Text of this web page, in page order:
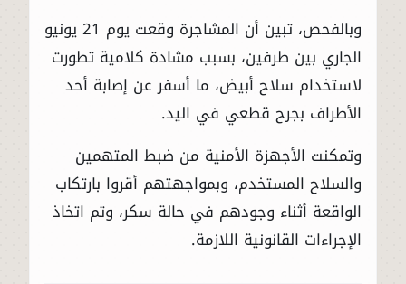
وبالفحص، تبين أن المشاجرة وقعت يوم 21 يونيو
الجاري بين طرفين، بسبب مشادة كلامية تطورت
لاستخدام سلاح أبيض، ما أسفر عن إصابة أحد
الأطراف بجرح قطعي في اليد.
وتمكنت الأجهزة الأمنية من ضبط المتهمين
والسلاح المستخدم، وبمواجهتهم أقروا بارتكاب
الواقعة أثناء وجودهم في حالة سكر، وتم اتخاذ
الإجراءات القانونية اللازمة.